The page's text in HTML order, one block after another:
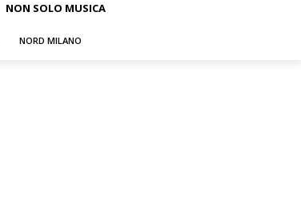
NON SOLO MUSICA
NORD MILANO